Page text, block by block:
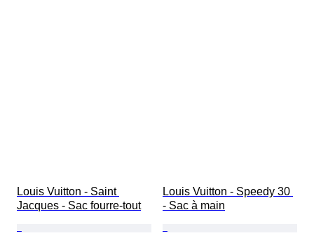
Louis Vuitton - Saint
Jacques - Sac fourre-tout
Louis Vuitton - Speedy 30
- Sac à main